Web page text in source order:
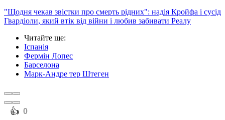
"Щодня чекав звістки про смерть рідних": надія Кройфа і сусід
Гвардіоли, який втік від війни і любив забивати Реалу
Читайте ще:
Іспанія
Фермін Лопес
Барселона
Марк-Андре тер Штеген
️👍 0